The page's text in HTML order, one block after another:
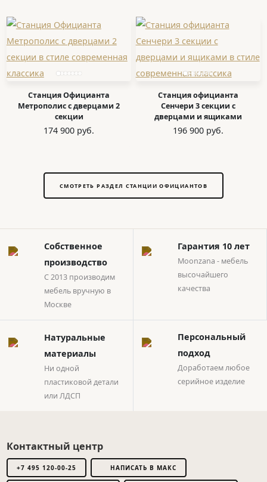
Станция Официанта
Метрополис с дверцами 2
секции
174 900 руб.
Станция официанта
Сенчери 3 секции с
дверцами и ящиками
196 900 руб.
СМОТРЕТЬ РАЗДЕЛ СТАНЦИИ ОФИЦИАНТОВ
Собственное
производство
С 2013 производим
мебель вручную в
Москве
Гарантия 10 лет
Moonzana - мебель
высочайшего
качества
Натуральные
материалы
Ни одной
пластиковой детали
или ЛДСП
Персональный
подход
Доработаем любое
серийное изделие
Контактный центр
+7 495 120-00-25 НАПИСАТЬ В МАКС